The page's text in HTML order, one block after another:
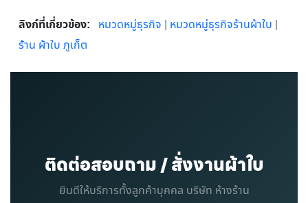
ลิงก์ที่เกี่ยวข้อง: หมวดหมู่ธุรกิจ | หมวดหมู่ธุรกิจร้านผ้าใบ |
ร้าน ผ้าใบ ภูเก็ต
ติดต่อสอบถาม / สั่งงานผ้าใบ
ยินดีให้บริการทั้งลูกค้าบุคคล บริษัท ห้างร้าน